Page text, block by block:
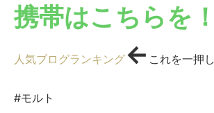
携帯はこちらを！
人気ブログランキング← これを一押
#モルト